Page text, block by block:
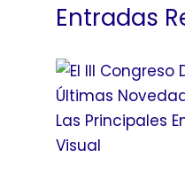
Entradas